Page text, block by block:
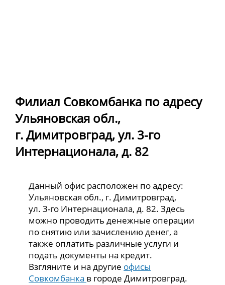
Филиал Совкомбанка по адресу
Ульяновская обл.,
г. Димитровград, ул. 3-го
Интернационала, д. 82
Данный офис расположен по адресу:
Ульяновская обл., г. Димитровград,
ул. 3-го Интернационала, д. 82. Здесь
можно проводить денежные операции
по снятию или зачислению денег, а
также оплатить различные услуги и
подать документы на кредит.
Взгляните и на другие офисы
Совкомбанка в городе Димитровград.